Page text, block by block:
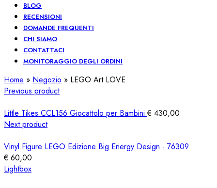
BLOG
RECENSIONI
DOMANDE FREQUENTI
CHI SIAMO
CONTATTACI
MONITORAGGIO DEGLI ORDINI
Home » Negozio » LEGO Art LOVE
Previous product
Little Tikes CCL156 Giocattolo per Bambini€ 430,00
Next product
Vinyl Figure LEGO Edizione Big Energy Design - 76309
€ 60,00
Lightbox